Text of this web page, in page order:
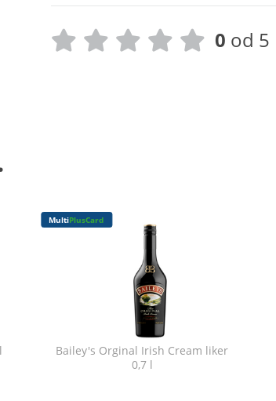
0 od 5
MultiPlusCard
Bailey's Orginal Irish Cream liker
0,7 l